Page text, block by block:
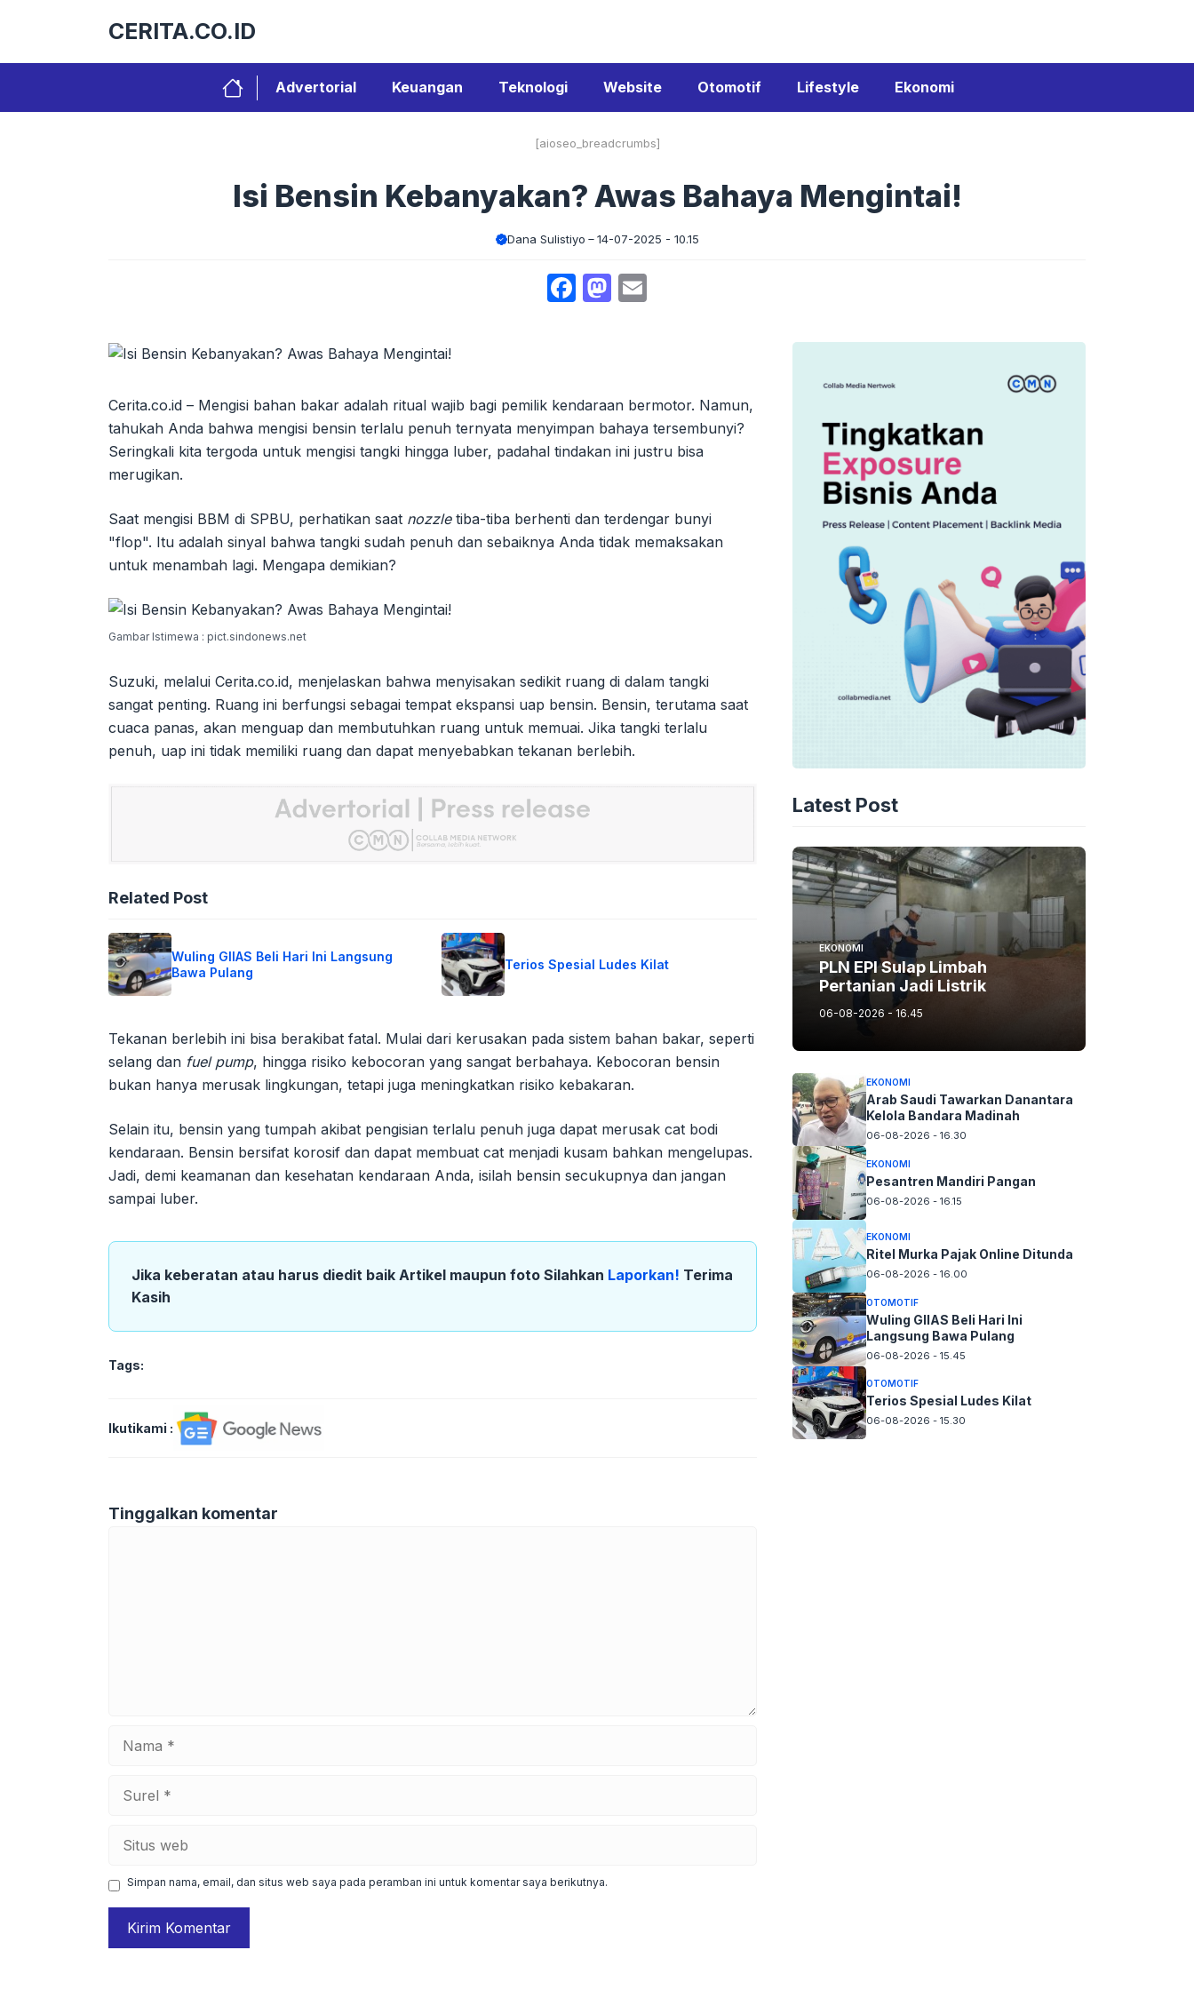
CERITA.CO.ID
Advertorial Keuangan Teknologi Website Otomotif Lifestyle Ekonomi
[aioseo_breadcrumbs]
Isi Bensin Kebanyakan? Awas Bahaya Mengintai!
Dana Sulistiyo 14-07-2025 - 10.15
Facebook
Mastodon
Cerita.co.id – Mengisi bahan bakar adalah ritual wajib bagi pemilik kendaraan bermotor. Namun,
tahukah Anda bahwa mengisi bensin terlalu penuh ternyata menyimpan bahaya tersembunyi?
Seringkali kita tergoda untuk mengisi tangki hingga luber, padahal tindakan ini justru bisa
merugikan.
Saat mengisi BBM di SPBU, perhatikan saat nozzletiba-tiba berhenti dan terdengar bunyi
"flop". Itu adalah sinyal bahwa tangki sudah penuh dan sebaiknya Anda tidak memaksakan
untuk menambah lagi. Mengapa demikian?
Gambar Istimewa : pict.sindonews.net
Suzuki, melalui Cerita.co.id, menjelaskan bahwa menyisakan sedikit ruang di dalam tangki
sangat penting. Ruang ini berfungsi sebagai tempat ekspansi uap bensin. Bensin, terutama saat
cuaca panas, akan menguap dan membutuhkan ruang untuk memuai. Jika tangki terlalu
penuh, uap ini tidak memiliki ruang dan dapat menyebabkan tekanan berlebih.
Related Post
Wuling GIIAS Beli Hari Ini Langsung
Bawa Pulang
Terios Spesial Ludes Kilat
Tekanan berlebih ini bisa berakibat fatal. Mulai dari kerusakan pada sistem bahan bakar, seperti
selang dan fuel pump, hingga risiko kebocoran yang sangat berbahaya. Kebocoran bensin
bukan hanya merusak lingkungan, tetapi juga meningkatkan risiko kebakaran.
Selain itu, bensin yang tumpah akibat pengisian terlalu penuh juga dapat merusak cat bodi
kendaraan. Bensin bersifat korosif dan dapat membuat cat menjadi kusam bahkan mengelupas.
Jadi, demi keamanan dan kesehatan kendaraan Anda, isilah bensin secukupnya dan jangan
sampai luber.
Jika keberatan atau harus diedit baik Artikel maupun foto Silahkan Laporkan! Terima
Kasih
Tags:
Ikutikami :
Tinggalkan komentar
web
Simpan nama, email, dan situs web saya pada peramban ini untuk komentar saya berikutnya.
Latest Post
EKONOMI
PLN EPI Sulap Limbah
Pertanian Jadi Listrik
06-08-2026 - 16.45
EKONOMI
Arab Saudi Tawarkan Danantara
Kelola Bandara Madinah
06-08-2026 - 16.30
EKONOMI
Pesantren Mandiri Pangan
06-08-2026 - 16.15
EKONOMI
Ritel Murka Pajak Online Ditunda
06-08-2026 - 16.00
OTOMOTIF
Wuling GIIAS Beli Hari Ini
Langsung Bawa Pulang
06-08-2026 - 15.45
OTOMOTIF
Terios Spesial Ludes Kilat
06-08-2026 - 15.30